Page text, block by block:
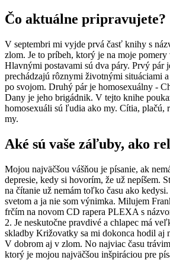
Čo aktuálne pripravujete?
V septembri mi vyjde prvá časť knihy s
zlom. Je to príbeh, ktorý je na moje
Hlavnými postavami sú dva páry. Prvý pár
prechádzajú rôznymi životnými situáciami
po svojom. Druhý pár je homosexuálny -
Dany je jeho brigádnik. V tejto knihe
homosexuáli sú ľudia ako my. Cítia, plačú,
my.
Aké sú vaše záľuby, ako
Mojou najväčšou vášňou je písanie, ak
depresie, kedy si hovorím, že už nepíšem.
na čítanie už nemám toľko času ako
svetom a ja nie som výnimka. Milujem
frčím na novom CD rapera PLEXA s
2. Je neskutočne pravdivé a chlapec má
skladby Križovatky sa mi dokonca hodil aj
V dobrom aj v zlom. No najviac času
ktorý je mojou najväčšou inšpiráciou pre